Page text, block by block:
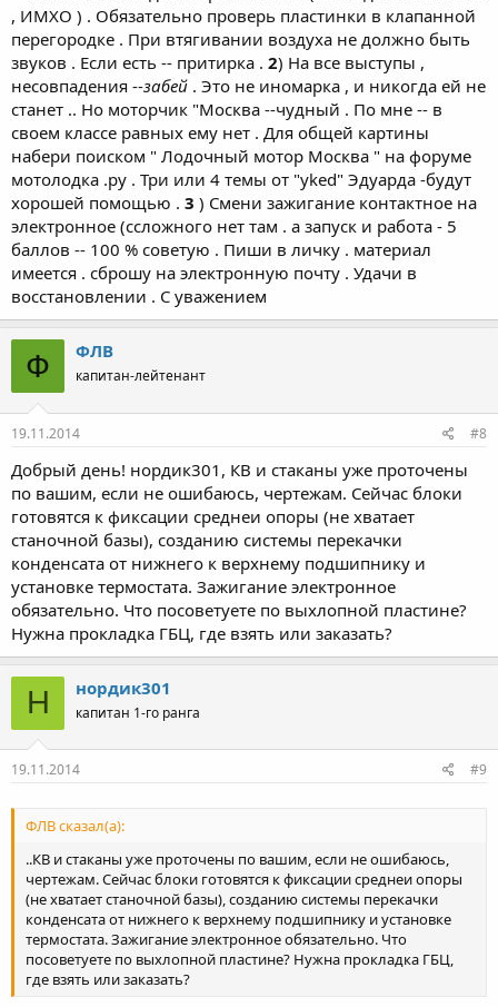
, ИМХО ) . Обязательно проверь пластинки в клапанной
перегородке . При втягивании воздуха не должно быть
звуков . Если есть -- притирка . 2) На все выступы ,
несовпадения --забей . Это не иномарка , и никогда ей не
станет .. Но моторчик "Москва --чудный . По мне -- в
своем классе равных ему нет . Для общей картины
набери поиском " Лодочный мотор Москва " на форуме
мотолодка .ру . Три или 4 темы от "yked" Эдуарда -будут
хорошей помощью . 3 ) Смени зажигание контактное на
электронное (ссложного нет там . а запуск и работа - 5
баллов -- 100 % советую . Пиши в личку . материал
имеется . сброшу на электронную почту . Удачи в
восстановлении . С уважением
Ф ФЛВ
капитан-лейтенант
19.11.2014 #8
Добрый день! нордик301, КВ и стаканы уже проточены
по вашим, если не ошибаюсь, чертежам. Сейчас блоки
готовятся к фиксации среднеи опоры (не хватает
станочной базы), созданию системы перекачки
конденсата от нижнего к верхнему подшипнику и
установке термостата. Зажигание электронное
обязательно. Что посоветуете по выхлопной пластине?
Нужна прокладка ГБЦ, где взять или заказать?
Н нордик301
капитан 1-го ранга
19.11.2014 #9
ФЛВ сказал(а):
..КВ и стаканы уже проточены по вашим, если не ошибаюсь,
чертежам. Сейчас блоки готовятся к фиксации среднеи опоры
(не хватает станочной базы), созданию системы перекачки
конденсата от нижнего к верхнему подшипнику и установке
термостата. Зажигание электронное обязательно. Что
посоветуете по выхлопной пластине? Нужна прокладка ГБЦ,
где взять или заказать?